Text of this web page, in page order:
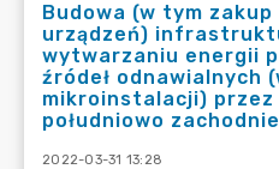
Budowa (w tym
urządzeń)
wytwarzaniu energii
źródeł odnawialnych
mikroinstalacji) przez
południowo
2022-03-31 13:28